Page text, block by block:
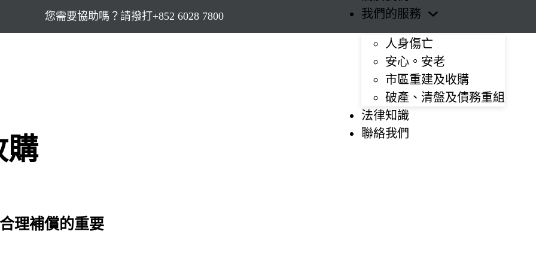
您需要協助嗎？請撥打+852 6028 7800
我們的服務
人身傷亡
安心。安老
市區重建及收購
破產、清盤及債務重組
法律知識
聯絡我們
購
理補償的重要